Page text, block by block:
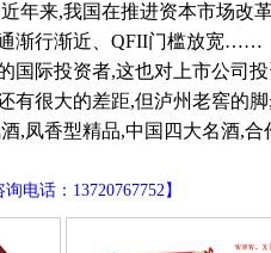
来,我国在推进资本市场改
渐行渐近、QFII门槛放宽……
际投资者,这也对上市公司投
有很大的差距,但泸州老窖的
香型精品,中国四大名酒,合
电话：13720767752】